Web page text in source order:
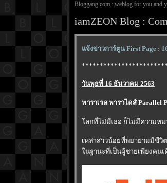
Bloggang.com : weblog for you and
iamZEON Blog :
จ้งข่าวการ์ตูน First Page :
วันพุธที่ 16 ธันวาคม 2563
พาราเรล พาราไดส์ Parallel
ลกที่ไม่มีเธอ ก็ไม่มีความหม
เหล่าสาวน้อยที่พยายามมีชีวิ
นฐานะที่เป็นผู้ชายเพียงคนเ